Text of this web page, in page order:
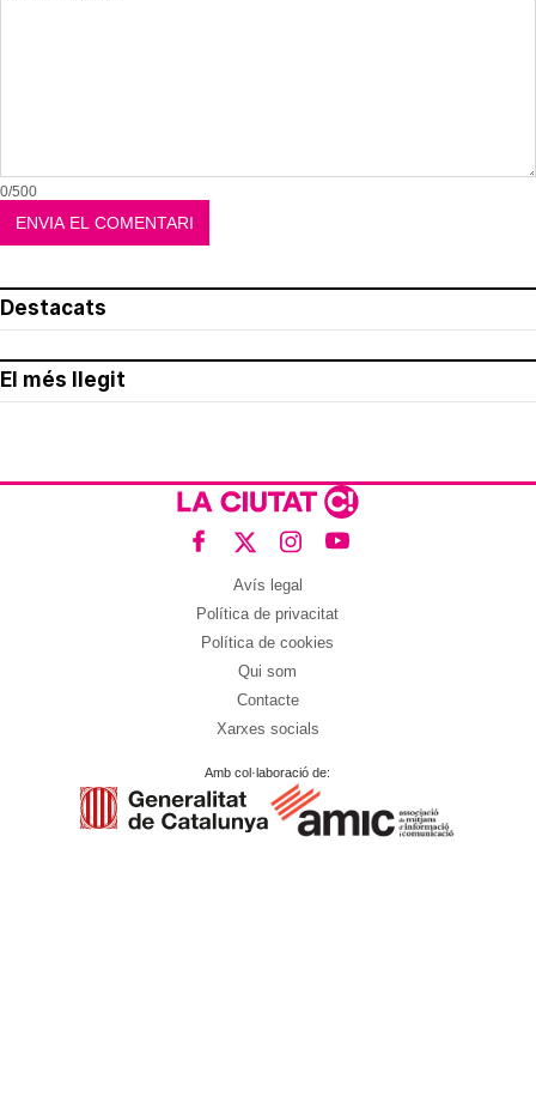
0/500
Destacats
El més llegit
Avís legal
Política de privacitat
Política de cookies
Qui som
Contacte
Xarxes socials
Amb col·laboració de: